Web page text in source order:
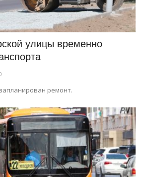
улицы временно
ремонт.